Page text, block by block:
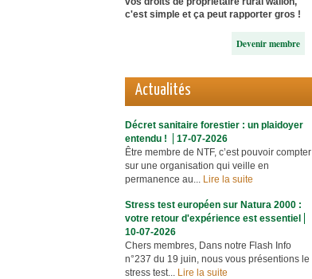
c'est simple et ça peut rapporter gros !
Devenir membre
Actualités
Décret sanitaire forestier : un plaidoyer
entendu !
17-07-2026
Être membre de NTF, c’est pouvoir compter
sur une organisation qui veille en
permanence au... Lire la suite
Stress test européen sur Natura 2000 :
votre retour d'expérience est essentiel
10-07-2026
Chers membres, Dans notre Flash Info
n°237 du 19 juin, nous vous présentions le
stress test... Lire la suite